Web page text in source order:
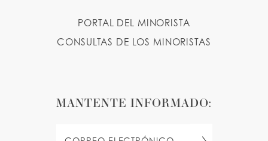
PORTAL DEL MINORISTA
CONSULTAS DE LOS MINORISTAS
MANTENTE INFORMADO: